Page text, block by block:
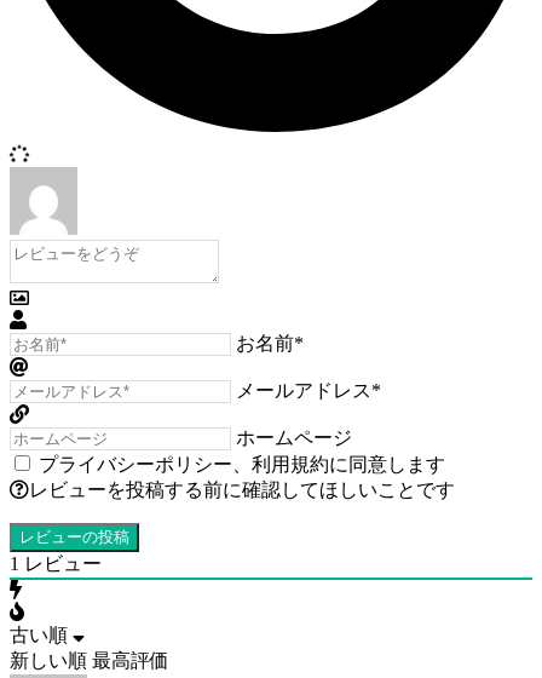
お名前*
メールアドレス*
ホームページ
プライバシーポリシー
利用規約に同意します
レビューを投稿する前に確認してほしいことです
1 レビュー
古い順
新しい順 最高評価